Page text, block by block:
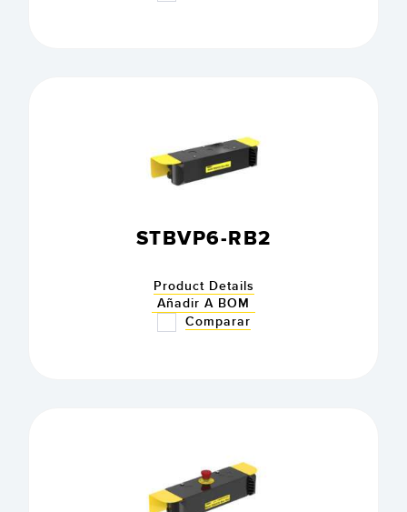
STBVP6-RB2
Product Details
Añadir A BOM
Comparar